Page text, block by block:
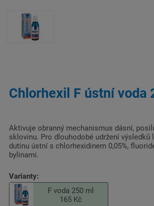
Chlorhexil F ústní voda
Aktivuje obranný mechanismus dásní,
sklovinu. Pro dlouhodobé udržení výsledků
dutinu ústní s chlorhexidinem 0,05%,
bylinami.
Varianty:
F voda 250 ml
165 Kč